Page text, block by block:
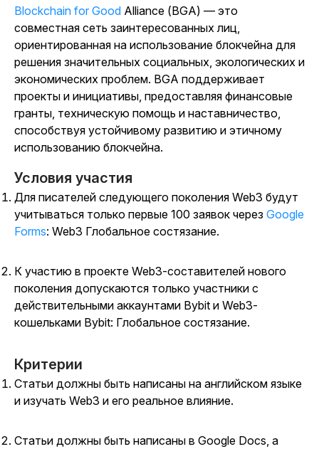
Blockchain for Good Alliance (BGA) — это
совместная сеть заинтересованных лиц,
ориентированная на использование блокчейна для
решения значительных социальных, экологических и
экономических проблем. BGA поддерживает
проекты и инициативы, предоставляя финансовые
гранты, техническую помощь и наставничество,
способствуя устойчивому развитию и этичному
использованию блокчейна.
Условия участия
Для писателей следующего поколения Web3 будут
учитываться только первые 100 заявок через Google
Forms: Web3 Глобальное состязание.
К участию в проекте Web3-составителей нового
поколения допускаются только участники с
действительными аккаунтами Bybit и Web3-
кошельками Bybit: Глобальное состязание.
Критерии
Статьи должны быть написаны на английском языке
и изучать Web3 и его реальное влияние.
Статьи должны быть написаны в Google Docs, а